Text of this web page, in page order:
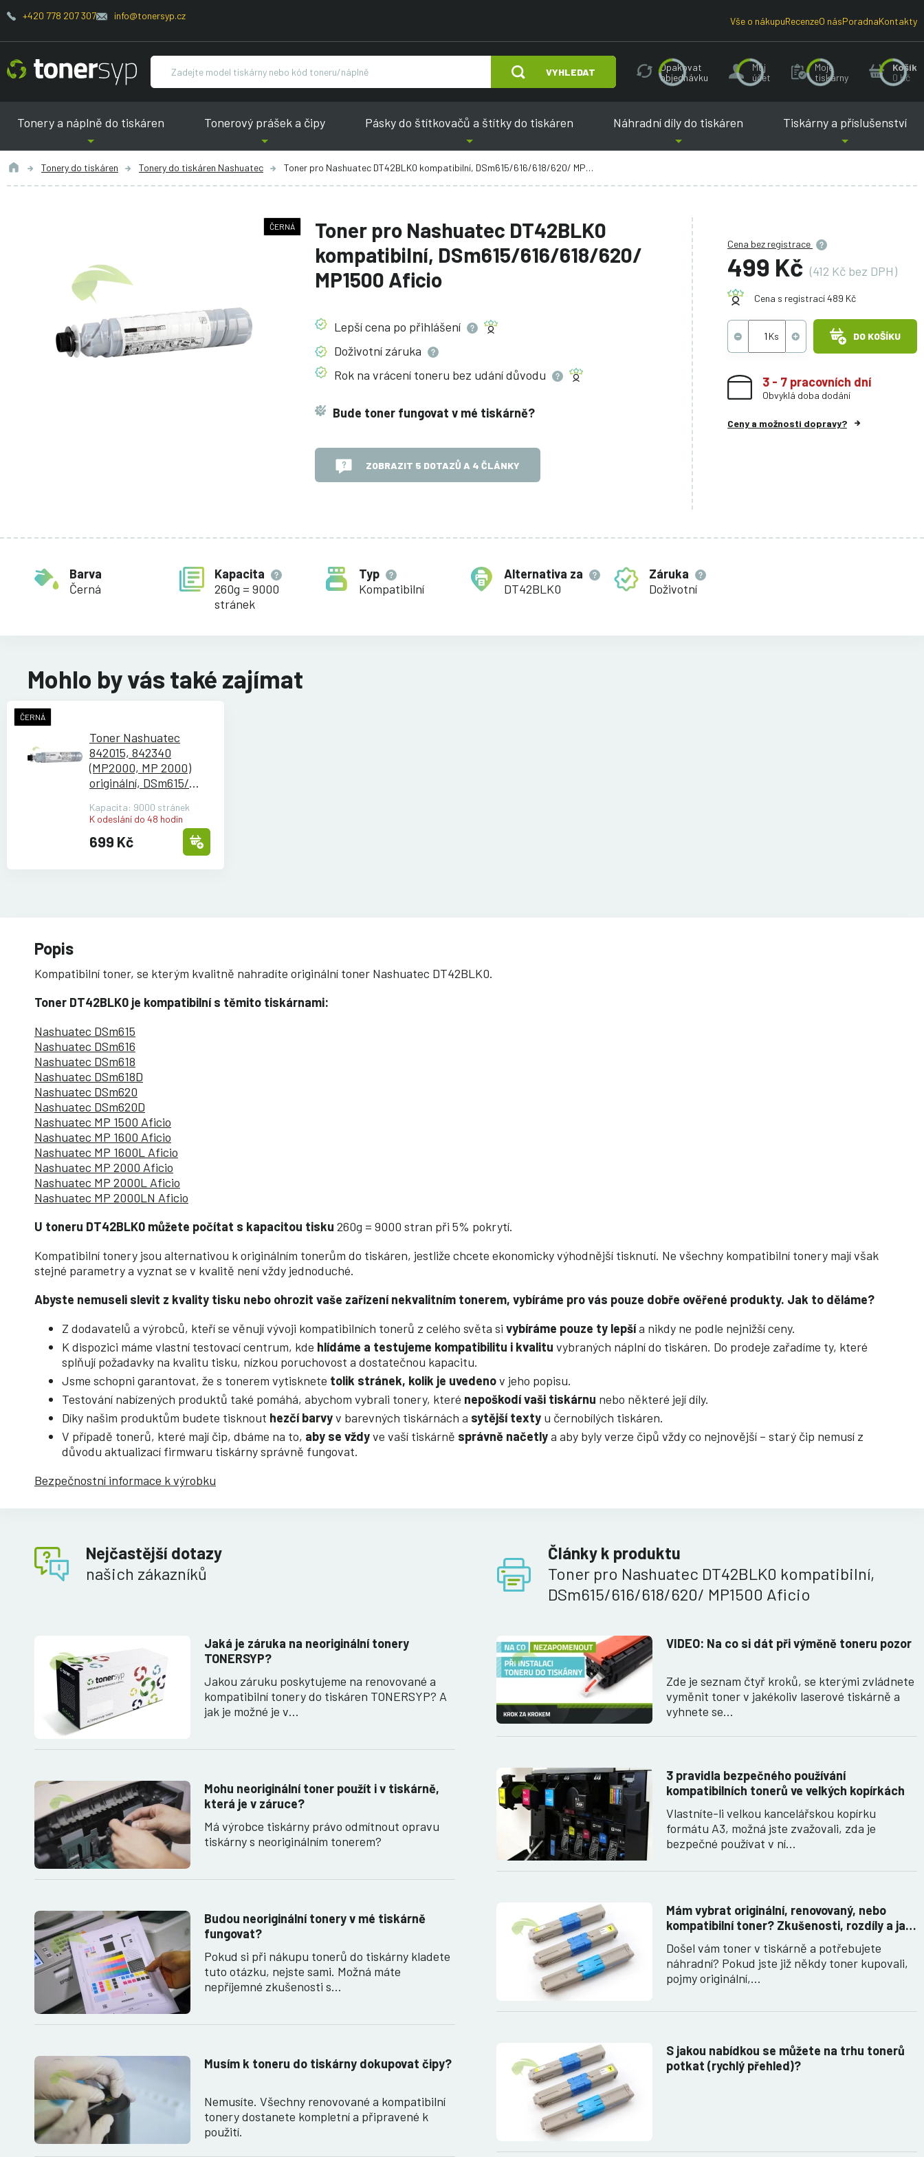
+420 778 207 307 info@tonersyp.cz Vše o nákupuRecenzeO násPoradnaKontakty
VYHLEDAT
Opakovat
objednávku
Můj
účet
Moje
tiskárny
Košík
0 Kč
Tonery a náplně do tiskáren Tonerový prášek a čipy Pásky do štítkovačů a štítky do tiskáren Náhradní díly do tiskáren Tiskárny a příslušenství
Tonery do tiskáren Tonery do tiskáren Nashuatec Toner pro Nashuatec DT42BLK0 kompatibilní, DSm615/616/618/620/ MP1500 Aficio
ČERNÁ
Toner pro Nashuatec DT42BLK0
kompatibilní, DSm615/616/618/620/
MP1500 Aficio
Lepší cena po přihlášení
Doživotní záruka
Rok na vrácení toneru bez udánídůvodu
Bude toner fungovat v mé tiskárně?
ZOBRAZIT 5 DOTAZŮ A 4 ČLÁNKY
Cena bez registrace
499 Kč (412 Kč bez DPH)
Cena s registrací 489 Kč
DO KOŠÍKU
3 - 7 pracovních dní
Obvyklá doba dodání
Ceny a možnosti dopravy?
Barva
Černá
Kapacita
260g = 9000
stránek
Typ
Kompatibilní
Alternativa za
DT42BLK0
Záruka
Doživotní
Mohlo by vás také zajímat
ČERNÁ
Toner Nashuatec
842015, 842340
(MP2000, MP 2000)
originální, DSm615/
1500 Aficio
Kapacita: 9000 stránek
K odeslání do 48 hodin
699 Kč
Popis
Kompatibilní toner, se kterým kvalitně nahradíte originální toner Nashuatec DT42BLK0.
Toner DT42BLK0 je kompatibilní s těmito tiskárnami:
Nashuatec DSm615
Nashuatec DSm616
Nashuatec DSm618
Nashuatec DSm618D
Nashuatec DSm620
Nashuatec DSm620D
Nashuatec MP 1500 Aficio
Nashuatec MP 1600 Aficio
Nashuatec MP 1600L Aficio
Nashuatec MP 2000 Aficio
Nashuatec MP 2000L Aficio
Nashuatec MP 2000LN Aficio
U toneru DT42BLK0 můžete počítat s kapacitou tisku 260g = 9000 stran při 5% pokrytí.
Kompatibilní tonery jsou alternativou k originálním tonerům do tiskáren, jestliže chcete ekonomicky výhodnější tisknutí. Ne všechny kompatibilní tonery mají však
stejné parametry a vyznat se v kvalitě není vždy jednoduché.
Abyste nemuseli slevit z kvality tisku nebo ohrozit vaše zařízení nekvalitním tonerem, vybíráme pro vás pouze dobře ověřené produkty. Jak to děláme?
Z dodavatelů a výrobců, kteří se věnují vývoji kompatibilních tonerů z celého světa si vybíráme pouze ty lepšía nikdy ne podle nejnižší ceny.
K dispozici máme vlastní testovací centrum, kde hlídáme a testujeme kompatibilitu i kvalitu vybraných náplní do tiskáren. Do prodeje zařadíme ty, které
splňují požadavky na kvalitu tisku, nízkou poruchovost a dostatečnou kapacitu.
Jsme schopni garantovat, že s tonerem vytisknete tolik stránek, kolik je uvedenov jeho popisu.
Testování nabízených produktů také pomáhá, abychom vybrali tonery, které nepoškodí vaši tiskárnu nebo některé její díly.
Díky našim produktům budete tisknout hezčí barvyv barevných tiskárnách a sytější texty u černobílých tiskáren.
V případě tonerů, které mají čip, dbáme na to, aby se vždyve vaší tiskárně správně načetlya aby byly verze čipů vždy co nejnovější – starý čip nemusí z
důvodu aktualizací firmwaru tiskárny správně fungovat.
Bezpečnostní informace k výrobku
Nejčastější dotazy
našich zákazníků
Články k produktu
Toner pro Nashuatec DT42BLK0 kompatibilní,
DSm615/616/618/620/ MP1500 Aficio
Jaká je záruka na neoriginální tonery
TONERSYP?
Jakou záruku poskytujeme na renovované a
kompatibilní tonery do tiskáren TONERSYP? A
jak je možné je v…
Mohu neoriginální toner použít i v tiskárně,
která je v záruce?
Má výrobce tiskárny právo odmítnout opravu
tiskárny s neoriginálním tonerem?
Budou neoriginální tonery v mé tiskárně
fungovat?
Pokud si při nákupu tonerů do tiskárny kladete
tuto otázku, nejste sami. Možná máte
nepříjemné zkušenosti s…
Musím k toneru do tiskárny dokupovat čipy?
Nemusíte. Všechny renovované a kompatibilní
tonery dostanete kompletní a připravené k
použití.
VIDEO: Na co si dát při výměně toneru pozor
Zde je seznam čtyř kroků, se kterými zvládnete
vyměnit toner v jakékoliv laserové tiskárně a
vyhnete se…
3 pravidla bezpečného používání
kompatibilních tonerů ve velkých kopírkách
Vlastníte-li velkou kancelářskou kopírku
formátu A3, možná jste zvažovali, zda je
bezpečné používat v ní…
Mám vybrat originální, renovovaný, nebo
kompatibilní toner? Zkušenosti, rozdíly a jak
jich využít.
Došel vám toner v tiskárně a potřebujete
náhradní? Pokud jste již někdy toner kupovali,
pojmy originální,…
S jakou nabídkou se můžete na trhu tonerů
potkat (rychlý přehled)?